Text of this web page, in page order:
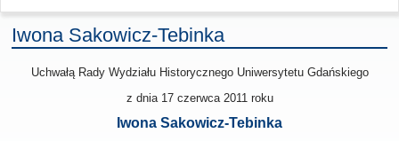
Iwona Sakowicz-Tebinka
Uchwałą Rady Wydziału Historycznego Uniwersytetu Gdańskiego
z dnia 17 czerwca 2011 roku
Iwona Sakowicz-Tebinka